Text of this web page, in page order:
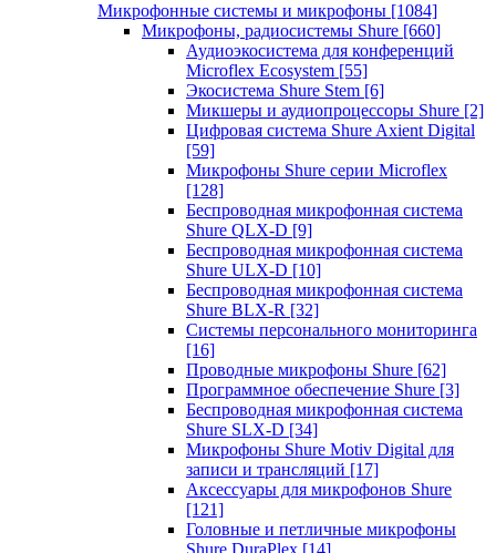
Микрофонные системы и микрофоны [1084]
Микрофоны, радиосистемы Shure [660]
Аудиоэкосистема для конференций
Microflex Ecosystem [55]
Экосистема Shure Stem [6]
Микшеры и аудиопроцессоры Shure [2]
Цифровая система Shure Axient Digital
[59]
Микрофоны Shure серии Microflex
[128]
Беспроводная микрофонная система
Shure QLX-D [9]
Беспроводная микрофонная система
Shure ULX-D [10]
Беспроводная микрофонная система
Shure BLX-R [32]
Системы персонального мониторинга
[16]
Проводные микрофоны Shure [62]
Программное обеспечение Shure [3]
Беспроводная микрофонная система
Shure SLX-D [34]
Микрофоны Shure Motiv Digital для
записи и трансляций [17]
Аксессуары для микрофонов Shure
[121]
Головные и петличные микрофоны
Shure DuraPlex [14]